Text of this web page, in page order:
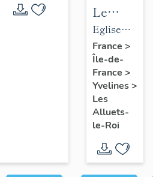
Le
mobilier
de
l'église
Saint-
Nicolas
Eglise
paroissiale
Saint-
Nicolas
France >
Île-de-
France >
Yvelines>
Les
Alluets-
le-Roi